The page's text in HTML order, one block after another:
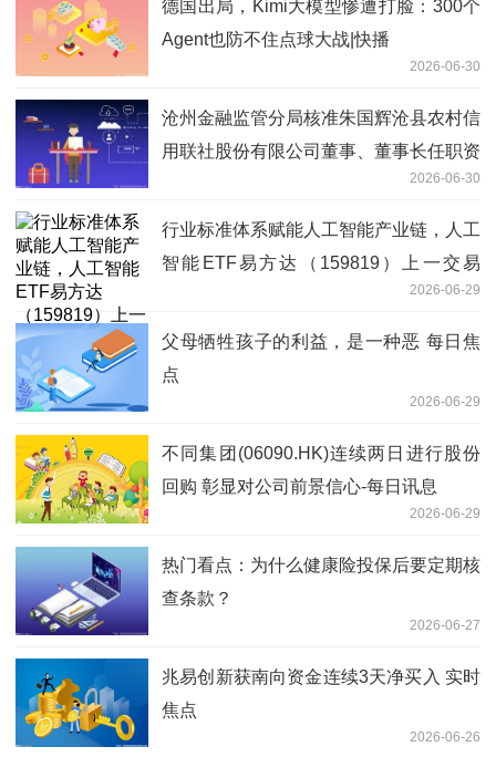
德国出局，Kimi大模型惨遭打脸：300个
Agent也防不住点球大战|快播
2026-06-30
沧州金融监管分局核准朱国辉沧县农村信
用联社股份有限公司董事、董事长任职资
2026-06-30
行业标准体系赋能人工智能产业链，人工
智能ETF易方达（159819）上一交易
2026-06-29
父母牺牲孩子的利益，是一种恶 每日焦
点
2026-06-29
不同集团(06090.HK)连续两日进行股份
回购 彰显对公司前景信心-每日讯息
2026-06-29
热门看点：为什么健康险投保后要定期核
查条款？
2026-06-27
兆易创新获南向资金连续3天净买入 实时
焦点
2026-06-26